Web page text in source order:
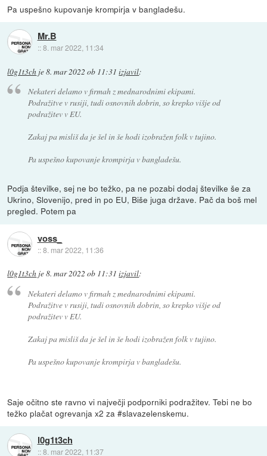
Pa uspešno kupovanje krompirja v bangladešu.
Mr.B
::8. mar 2022, 11:34
l0g1t3ch je8. mar 2022 ob 11:31 izjavil:
Nekateri delamo v firmah z mednarodnimi ekipami.
Podražitve v rusiji, tudi osnovnih dobrin, so krepko višje od
podražitev v EU.
Zakaj pa misliš da je šel in še hodi izobražen folk v tujino.
Pa uspešno kupovanje krompirja v bangladešu.
Podja številke, sej ne bo težko, pa ne pozabi dodaj številke še za
Ukrino, Slovenijo, pred in po EU, Biše juga države. Pač da boš mel
pregled. Potem pa
voss_
::8. mar 2022, 11:36
l0g1t3ch je8. mar 2022 ob 11:31 izjavil:
Nekateri delamo v firmah z mednarodnimi ekipami.
Podražitve v rusiji, tudi osnovnih dobrin, so krepko višje od
podražitev v EU.
Zakaj pa misliš da je šel in še hodi izobražen folk v tujino.
Pa uspešno kupovanje krompirja v bangladešu.
Saje očitno ste ravno vi največji podporniki podražitev. Tebi ne bo
težko plačat ogrevanja x2 za #slavazelenskemu.
l0g1t3ch
::8. mar 2022, 11:37